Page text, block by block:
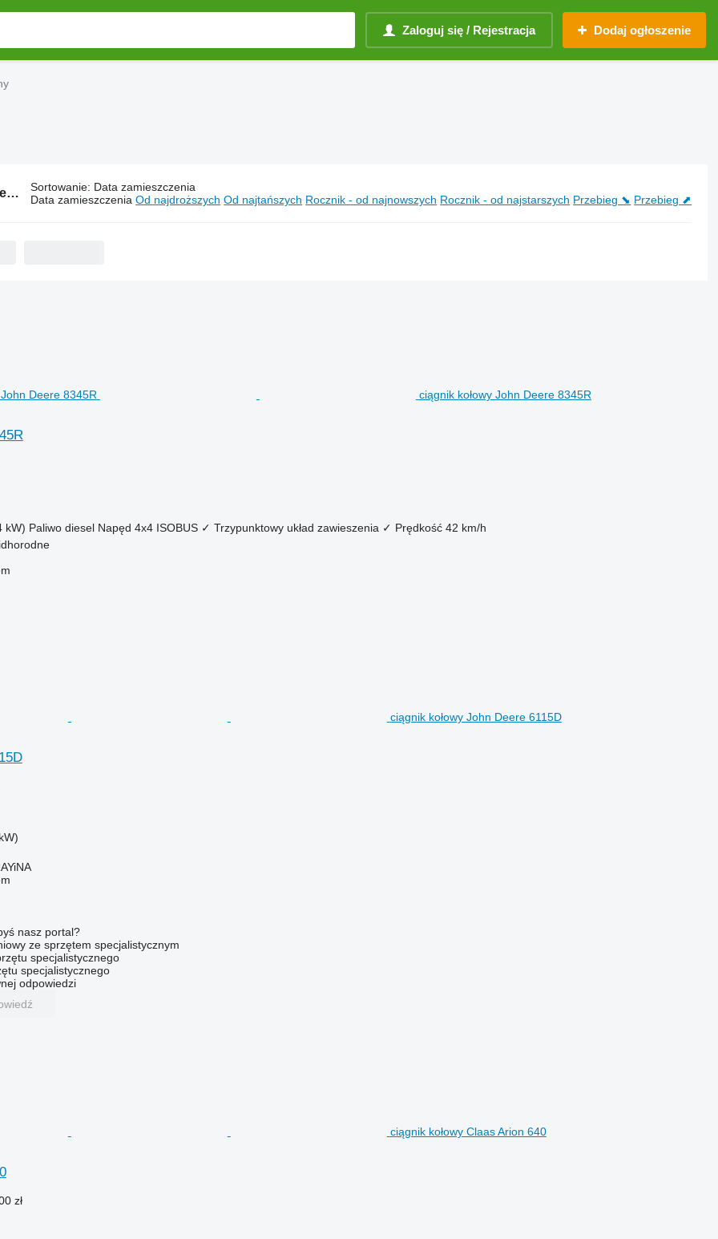
Zaloguj się / Rejestracja Dodaj ogłoszenie
1110 ogłoszeń: Ciągniki kołowe z Ukrainy
Sortowanie: Data zamieszczenia
Data zamieszczenia Od najdroższych Od najtańszych Rocznik - od najnowszych Rocznik - od najstarszych Przebieg ⬊ Przebieg ⬈
ciągnik kołowy John Deere 8345R
kW) Paliwo diesel Napęd 4x4 ISOBUS ✓ Trzypunktowy układ zawieszenia ✓ Prędkość 42 km/h
ciągnik kołowy John Deere 6115D
nasz portal?
ze sprzętem specjalistycznym
specjalistycznego
specjalistycznego
odpowiedzi
ciągnik kołowy Claas Arion 640
zł